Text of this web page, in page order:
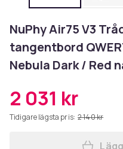
NuPhy Air75 V3
tangentbord
Nebula Dark / Red
2 031 kr
Tidigare lägsta pris: 2 140 kr